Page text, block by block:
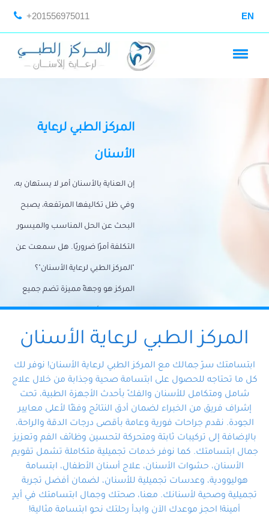
+201556975011 EN
المركز الطبي لرعاية
الأسنان
إن العناية بالأسنان أمر لا يستهان به،
وفي ظل تكاليفها المرتفعة، يصبح
البحث عن الحل المناسب والميسور
التكلفة أمرًا ضروريًا. هل سمعت عن
"المركز الطبي لرعاية الأسنان"؟
المركز هو وجهةً مميزة تضم جميع
احتياجات الأسنان تحت سقف واحد،
وتضمن لك حلاً شاملًا لجميع
المتخصص ذوي الخبرة، ستجد نفسك
في أيد أمينة تلبي احتياجاتك بكل
احترافية ودقة.
المركز الطبي لرعاية الأسنان
ابتسامتك سرّ جمالك مع المركز الطبي لرعاية الأسنان! نوفر لك
كل ما تحتاجه للحصول على ابتسامة صحية وجذابة من خلال علاج
شامل ومتكامل للأسنان والفكّ بأحدث الأجهزة الطبية، تحت
إشراف فريق من الخبراء لضمان أدق النتائج وفقًا لأعلى معايير
الجودة. نقدم جراحات فورية وعامة بأقصى درجات الدقة والراحة،
بالإضافة إلى تركيبات ثابتة ومتحركة لتحسين وظائف الفم وتعزيز
جمال ابتسامتك. كما نوفر خدمات تجميلية متكاملة تشمل تقويم
الأسنان، حشوات الأسنان، علاج أسنان الأطفال، ابتسامة
هوليوودية، وعدسات تجميلية للأسنان، لضمان أفضل تجربة
تجميلية وصحية لأسنانك. معنا، صحتك وجمال ابتسامتك في أيدٍ
أمينة! احجز موعدك الآن وابدأ رحلتك نحو ابتسامة مثالية!